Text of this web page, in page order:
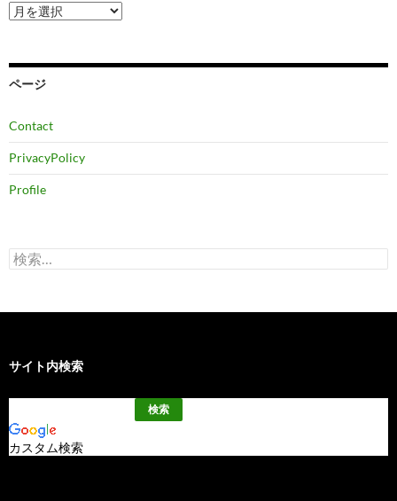
ア
ー
ブ
ページ
Contact
PrivacyPolicy
Profile
検
索:
サイト内検索
カスタム検索